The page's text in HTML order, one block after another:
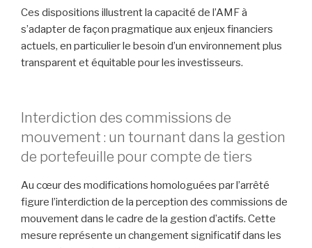
Ces dispositions illustrent la capacité de l’AMF à
s’adapter de façon pragmatique aux enjeux financiers
actuels, en particulier le besoin d’un environnement plus
transparent et équitable pour les investisseurs.
Interdiction des commissions de
mouvement : un tournant dans la gestion
de portefeuille pour compte de tiers
Au cœur des modifications homologuées par l’arrêté
figure l’interdiction de la perception des commissions de
mouvement dans le cadre de la gestion d’actifs. Cette
mesure représente un changement significatif dans les